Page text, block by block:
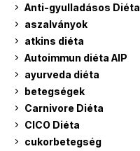
Anti-gyulladásos Diéta
aszalványok
atkins diéta
Autoimmun diéta AIP
ayurveda diéta
betegségek
Carnivore Diéta
CICO Diéta
cukorbetegség